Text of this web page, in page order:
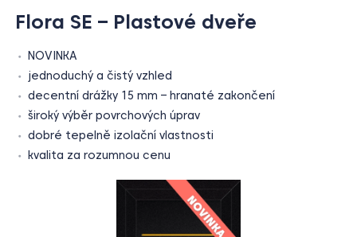
Flora SE – Plastové dveře
NOVINKA
jednoduchý a čistý vzhled
decentní drážky 15 mm – hranaté zakončení
široký výběr povrchových úprav
dobré tepelně izolační vlastnosti
kvalita za rozumnou cenu